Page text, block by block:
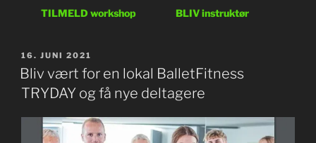
TILMELD workshop BLIV instruktør
UDGIVET
DEN
16. JUNI 2021
Bliv vært for en lokal BalletFitness
TRYDAY og få nye deltagere